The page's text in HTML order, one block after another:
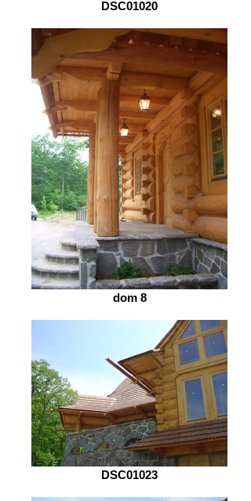
DSC01020
dom 8
DSC01023